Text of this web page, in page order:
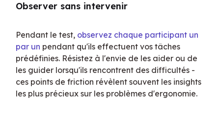
Observer sans intervenir
Pendant le test, observez chaque participant un
par un pendant qu'ils effectuent vos tâches
prédéfinies. Résistez à l'envie de les aider ou de
les guider lorsqu'ils rencontrent des difficultés -
ces points de friction révèlent souvent les insights
les plus précieux sur les problèmes d'ergonomie.